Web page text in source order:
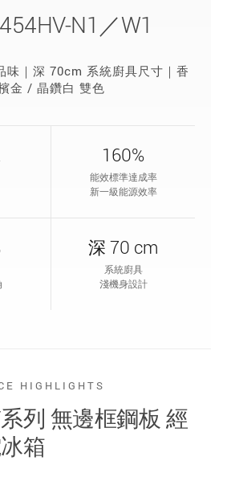
N1／W1
味｜深 70cm 系統廚具尺寸｜香
金 / 晶鑽白 雙色
160%
能效標準達成率
新一級能源效率
深 70 cm
系統廚具
淺機身設計
HIGHLIGHTS
列 無邊框鋼板 經
箱